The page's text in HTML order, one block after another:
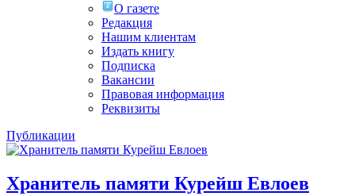
О газете
Редакция
Нашим клиентам
Издать книгу
Подписка
Вакансии
Правовая информация
Реквизиты
Публикации
Хранитель памяти Курейш Евлоев